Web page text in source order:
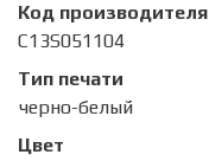
Код производителя
C13S051104
Тип печати
черно-белый
Цвет